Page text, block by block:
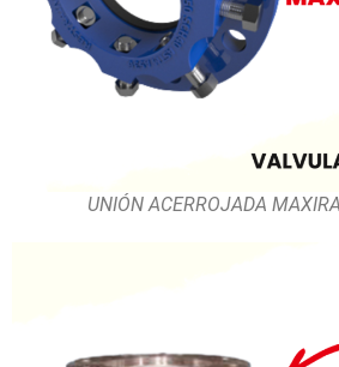
UNIÓN ACERROJADA